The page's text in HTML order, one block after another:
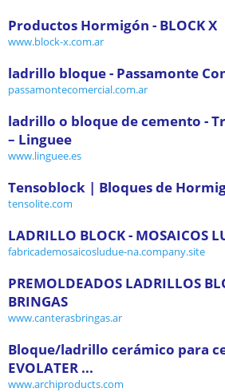
Productos Hormigón - BLOCK X
www.block-x.com.ar
ladrillo bloque - Passamonte
passamontecomercial.com.ar
ladrillo o bloque de cemento -
– Linguee
www.linguee.es
Tensoblock | Bloques de
tensolite.com
LADRILLO BLOCK - MOSAICOS
fabricademosaicosludue-na.company.site
PREMOLDEADOS LADRILLOS
BRINGAS
www.canterasbringas.ar
Bloque/ladrillo cerámico para
EVOLATER ...
www.archiproducts.com